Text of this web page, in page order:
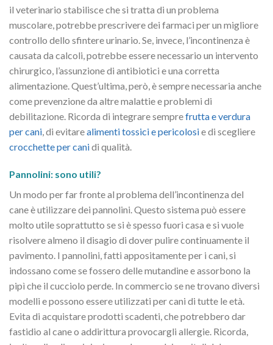
il veterinario stabilisce che si tratta di un problema
muscolare, potrebbe prescrivere dei farmaci per un migliore
controllo dello sfintere urinario. Se, invece, l’incontinenza è
causata da calcoli, potrebbe essere necessario un intervento
chirurgico, l’assunzione di antibiotici e una corretta
alimentazione. Quest’ultima, però, è sempre necessaria anche
come prevenzione da altre malattie e problemi di
debilitazione. Ricorda di integrare semprefrutta e verdura
per cani , di evitarealimenti tossici e pericolosie di scegliere
crocchette per canidi qualità.
Pannolini: sono utili?
Un modo per far fronte al problema dell’incontinenza del
cane è utilizzare dei pannolini. Questo sistema può essere
molto utile soprattutto se si è spesso fuori casa e si vuole
risolvere almeno il disagio di dover pulire continuamente il
pavimento. I pannolini, fatti appositamente per i cani, si
indossano come se fossero delle mutandine e assorbono la
pipì che il cucciolo perde. In commercio se ne trovano diversi
modelli e possono essere utilizzati per cani di tutte le età.
Evita di acquistare prodotti scadenti, che potrebbero dar
fastidio al cane o addirittura provocargli allergie. Ricorda,